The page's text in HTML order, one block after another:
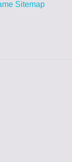
Sitemap